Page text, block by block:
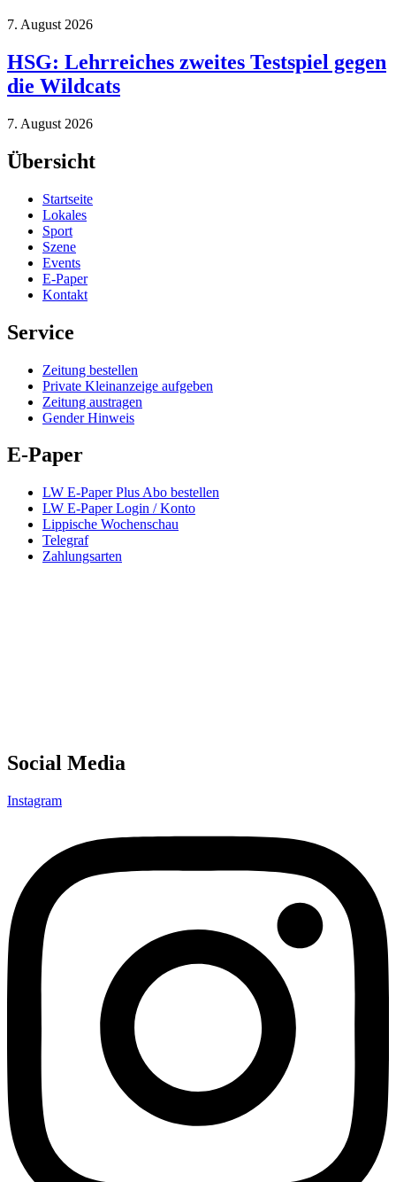
7. August 2026
HSG: Lehrreiches zweites Testspiel gegen
die Wildcats
7. August 2026
Übersicht
Startseite
Lokales
Sport
Szene
Events
E-Paper
Kontakt
Service
Zeitung bestellen
Private Kleinanzeige aufgeben
Zeitung austragen
Gender Hinweis
E-Paper
LW E-Paper Plus Abo bestellen
LW E-Paper Login / Konto
Lippische Wochenschau
Telegraf
Zahlungsarten
Social Media
Instagram